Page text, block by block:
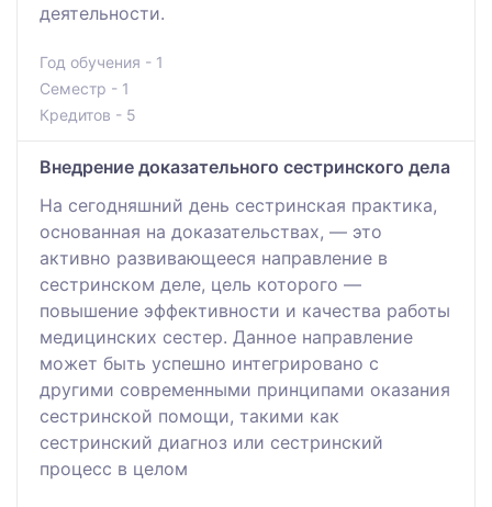
деятельности.
Год обучения - 1
Семестр - 1
Кредитов - 5
Внедрение доказательного сестринского дела
На сегодняшний день сестринская практика,
основанная на доказательствах, — это
активно развивающееся направление в
сестринском деле, цель которого —
повышение эффективности и качества работы
медицинских сестер. Данное направление
может быть успешно интегрировано с
другими современными принципами оказания
сестринской помощи, такими как
сестринский диагноз или сестринский
процесс в целом